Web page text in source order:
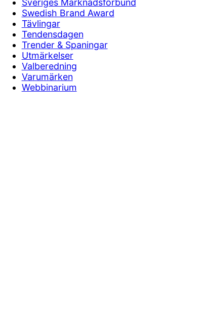
Sveriges Marknadsförbund
Swedish Brand Award
Tävlingar
Tendensdagen
Trender & Spaningar
Utmärkelser
Valberedning
Varumärken
Webbinarium